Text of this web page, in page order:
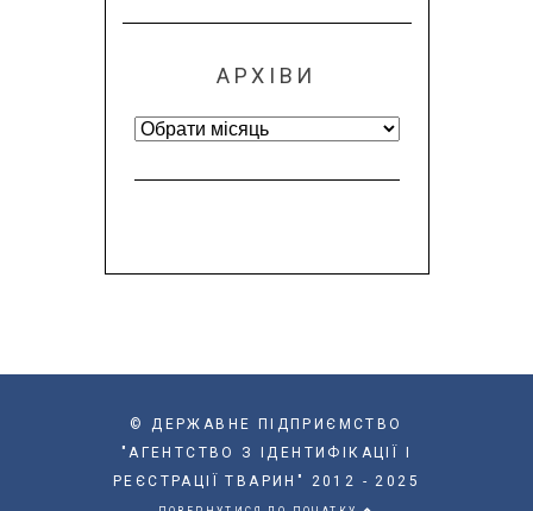
АРХІВИ
Архіви
© ДЕРЖАВНЕ ПІДПРИЄМСТВО
"АГЕНТСТВО З ІДЕНТИФІКАЦІЇ І
РЕЄСТРАЦІЇ ТВАРИН" 2012 - 2025